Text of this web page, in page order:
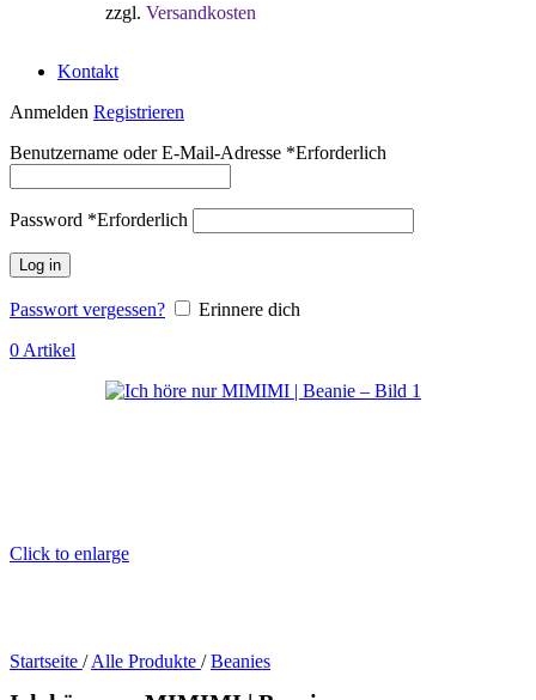
zzgl. Versandkosten
Kontakt
Anmelden Registrieren
Benutzername oder E-Mail-Adresse *Erforderlich
Password *Erforderlich
Log in
Passwort vergessen?
Erinnere dich
0 Artikel
Click to enlarge
Startseite / Alle Produkte / Beanies